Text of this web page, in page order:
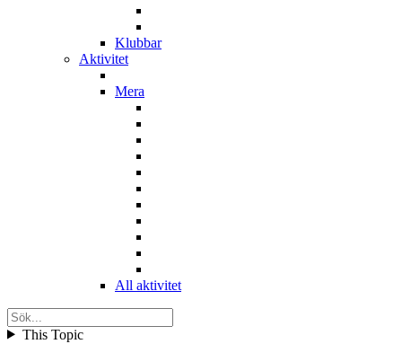
Klubbar
Aktivitet
Mera
All aktivitet
This Topic